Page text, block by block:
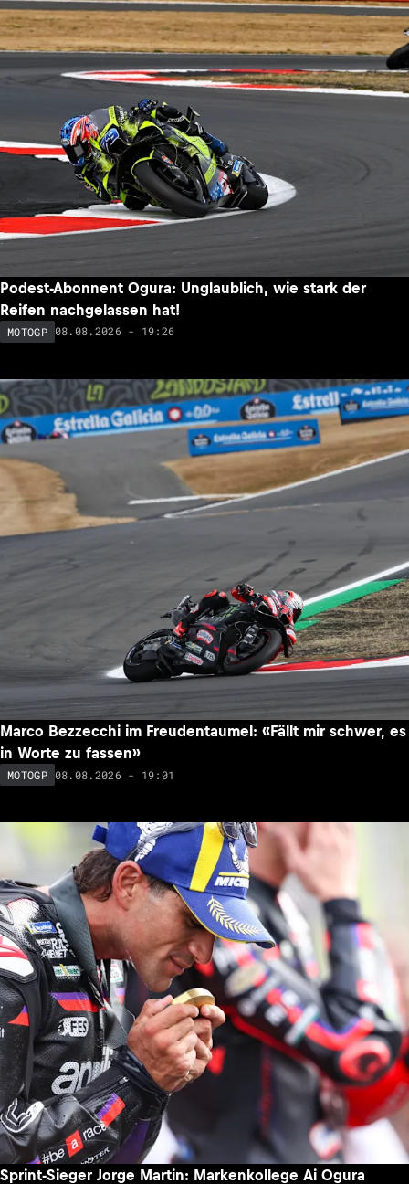
Podest-Abonnent Ogura: Unglaublich, wie stark der
Reifen nachgelassen hat!
MOTOGP 08.08.2026 - 19:26
Marco Bezzecchi im Freudentaumel: «Fällt mir schwer, es
in Worte zu fassen»
MOTOGP 08.08.2026 - 19:01
Sprint-Sieger Jorge Martin: Markenkollege Ai Ogura